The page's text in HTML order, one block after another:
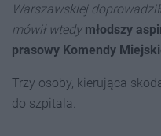
Warszawskiej
mówił wtedy młodszy
prasowy Komendy
Trzy osoby, kierująca
do szpitala.